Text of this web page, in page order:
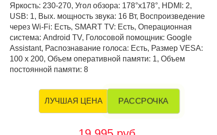
Яркость: 230-270, Угол обзора: 178°x178°, HDMI: 2,
USB: 1, Вых. мощность звука: 16 Вт, Воспроизведение
через Wi-Fi: Есть, SMART TV: Есть, Операционная
система: Android TV, Голосовой помощник: Google
Assistant, Распознавание голоса: Есть, Размер VESA:
100 х 200, Объем оперативной памяти: 1, Объем
постоянной памяти: 8
ЛУЧШАЯ ЦЕНА РАССРОЧКА